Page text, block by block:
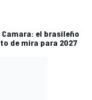
el brasileño
de mira para 2027